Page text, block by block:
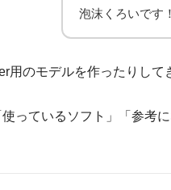
泡沫くろいです！
のモデルを作ったりして
っているソフト」「参考